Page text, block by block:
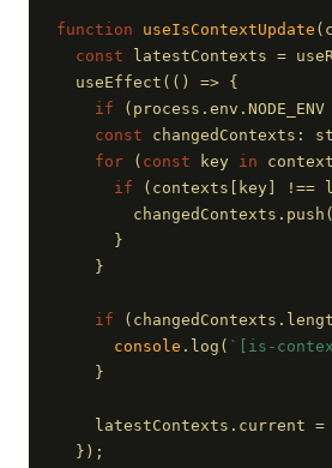
function useIsContextUpdate (
const latestContexts =
  useEffect(
() => {
if
const
for ( const key in
if (contexts[key] !==
      }
    }
if
console .log( `[is-
    }
latestContexts.current =
  });